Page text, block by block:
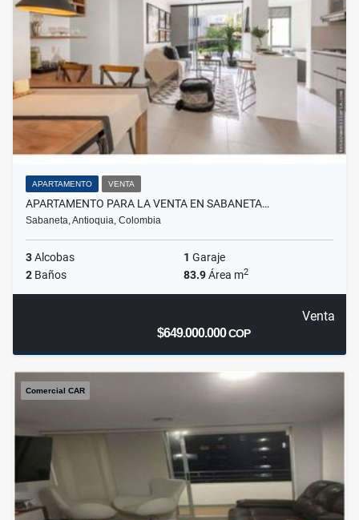
APARTAMENTO VENTA
APARTAMENTO PARA LA VENTA EN SABANETA…
Sabaneta, Antioquia, Colombia
3Alcobas 1 Garaje
2 Baños 83.9Área m2
Venta
$649.000.000COP
Comercial CAR